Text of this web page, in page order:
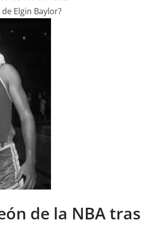
Elgin Baylor?
de la NBA tras